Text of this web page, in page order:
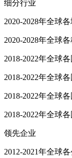
细分行业
2020-2028年全球
2020-2028年全球
2018-2022年全球
2018-2022年全球
2018-2022年全球
2018-2022年全球
领先企业
2012-2021年全球